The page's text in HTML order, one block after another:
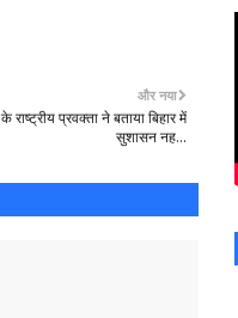
और नया
प्रवक्ता ने बताया बिहार में
सुशासन नह...